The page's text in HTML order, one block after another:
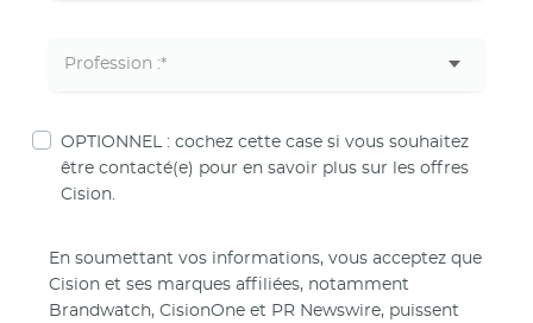
OPTIONNEL : cochez cette case si vous souhaitez
être contacté(e) pour en savoir plus sur les offres
Cision.
En soumettant vos informations, vous acceptez que
Cision et ses marques affiliées, notamment
Brandwatch, CisionOne et PR Newswire, puissent